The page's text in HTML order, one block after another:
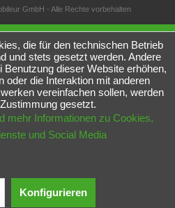
GmbH - Alle Rechte vorbehalten
die für den technischen Betrieb
und stets gesetzt werden. Andere
dieser Website erhöhen,
oder die Interaktion mit anderen
vereinfachen sollen, werden
gesetzt.
mehr Informationen zu Cookies,
und Social Media
Konfigurieren